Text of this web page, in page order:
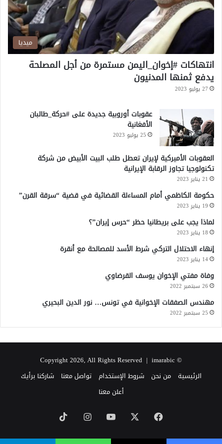
م
ت
ت
ميديا
انتهاكات #إخوان_اليمن مستمرة من أجل المصلحة
يدفع ثمنها المدنيون
27 يوليو 2023
عقوبات أوروبية جديدة على #حركة_طالبان
الأفغانية
25 يوليو 2023
العقوبات الأميركية لإيران تعطل طلب البيت الأبيض من شركة
تكنولوجيا تجاوز الرقابة الإيرانية
21 يناير 2023
حكومة الكاظمي أمام المساءلة القضائية في قضية “سرقة القرن”
19 يناير 2023
لماذا يجب على بريطانيا حظر “حرس إيران”؟
18 يناير 2023
إنهاء الاحتلال التركي شرط الأسد للمصالحة مع أنقرة
14 يناير 2023
وفاة مفتي الإخوان يوسف القرضاوي
26 سبتمبر 2022
مهندس الصفقات الإخوانية في تونس… نور الدين البحيري
25 سبتمبر 2022
© Copyright 2026, All Rights Reserved |
imarabic
الرئيسية
من نحن شروط الإستخدام تواصل معنا
شاركنا برأيك
أعلن معنا
فيسبوك ‫YouTube انستقرام